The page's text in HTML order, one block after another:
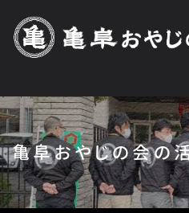
亀阜おやじの会の